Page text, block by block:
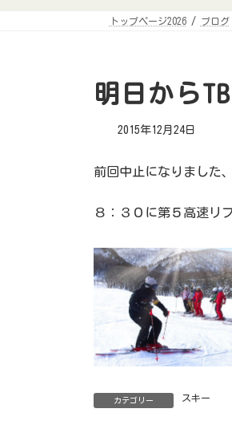
トップページ2026 ブログ
明日から
2015年12月24日
前回中止になりました
８：３０に第５高速リ
カテゴリー スキー